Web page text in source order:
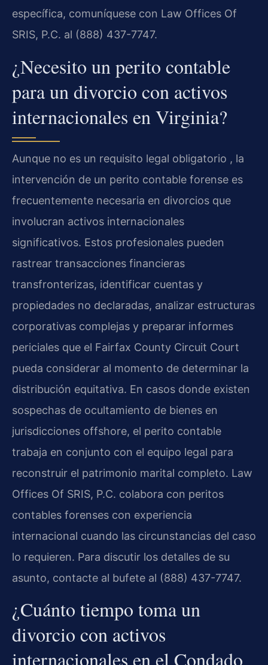
específica, comuníquese con Law Offices Of
SRIS, P.C. al (888) 437-7747.
¿Necesito un perito contable
para un divorcio con activos
internacionales en Virginia?
Aunque no es un requisito legal obligatorio , la
intervención de un perito contable forense es
frecuentemente necesaria en divorcios que
involucran activos internacionales
significativos. Estos profesionales pueden
rastrear transacciones financieras
transfronterizas, identificar cuentas y
propiedades no declaradas, analizar estructuras
corporativas complejas y preparar informes
periciales que el Fairfax County Circuit Court
pueda considerar al momento de determinar la
distribución equitativa. En casos donde existen
sospechas de ocultamiento de bienes en
jurisdicciones offshore, el perito contable
trabaja en conjunto con el equipo legal para
reconstruir el patrimonio marital completo. Law
Offices Of SRIS, P.C. colabora con peritos
contables forenses con experiencia
internacional cuando las circunstancias del caso
lo requieren. Para discutir los detalles de su
asunto, contacte al bufete al (888) 437-7747.
¿Cuánto tiempo toma un
divorcio con activos
internacionales en el Condado